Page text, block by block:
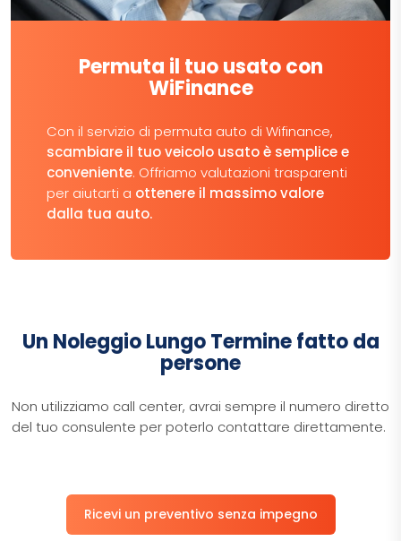
Permuta il tuo usato con
WiFinance
Con il servizio di permuta auto di Wifinance,
scambiare il tuo veicolo usato è semplice e
conveniente. Offriamo valutazioni trasparenti
per aiutarti a ottenere il massimo valore
dalla tua auto.
Un Noleggio Lungo Termine fatto da
persone
Non utilizziamo call center, avrai sempre il numero diretto
del tuo consulente per poterlo contattare direttamente.
Ricevi un preventivo senza impegno